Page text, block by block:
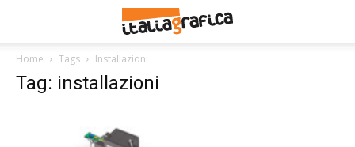
Home Tags Installazioni
Tag: installazioni